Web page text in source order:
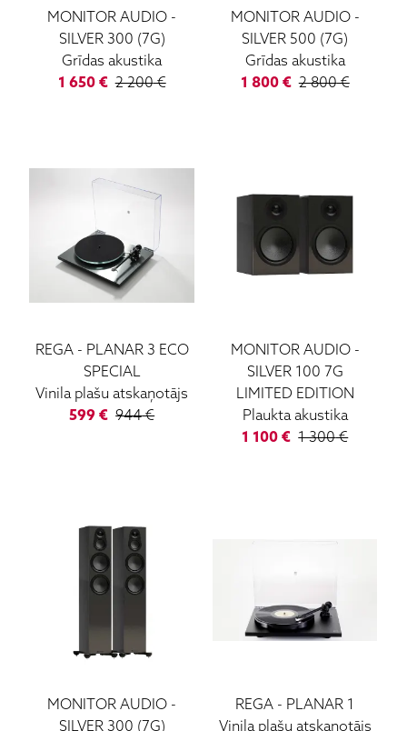
MONITOR AUDIO -
SILVER 300 (7G)
Grīdas akustika
1 650€ 2 200€
MONITOR AUDIO-
SILVER 500 (7G)
Grīdas akustika
1 800€ 2 800€
REGA- PLANAR 3 ECO
SPECIAL
Vinila plašu atskaņotājs
599 € 944€
MONITOR AUDIO-
SILVER 100 7G
LIMITED EDITION
Plaukta akustika
1 100 € 1 300€
MONITOR AUDIO -
SILVER 300 (7G)
REGA - PLANAR 1
Vinila plašu atskaņotājs